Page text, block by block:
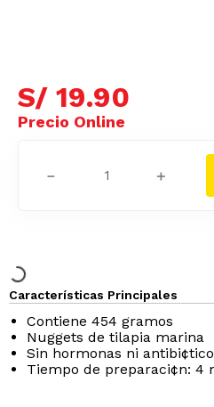
S/ 19.90
＋
－
Características Principales
Contiene 454 gramos
Nuggets de tilapia marina
Sin hormonas ni
Tiempo de preparaci¢n: 4